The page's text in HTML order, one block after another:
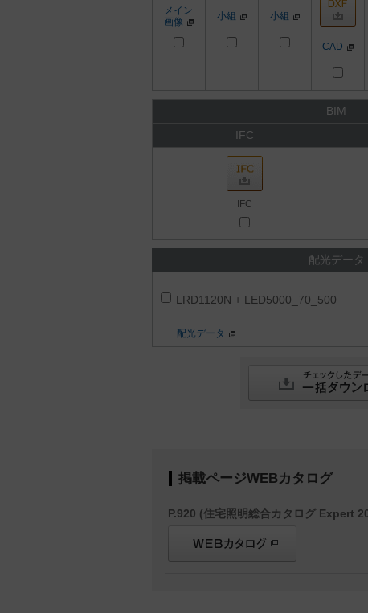
メイン
画像
小組 小組
CAD
BIM
IFC
IFC
配光データ
LRD1120N + LED5000_70_500
配光データ
掲載ページWEBカタログ
P.920 (住宅照明総合カタログ Expert